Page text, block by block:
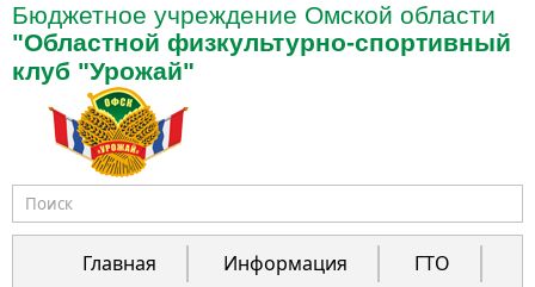
Бюджетное учреждение Омской области
"Областной физкультурно-спортивный
клуб "Урожай"
Форма поиска
Главная
Информация ГТО